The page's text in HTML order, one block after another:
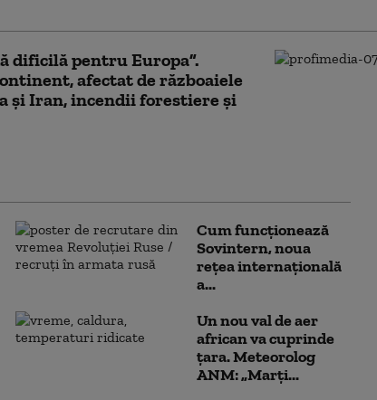
dificilă pentru Europa”.
afectat de războaiele
și Iran, incendii forestiere și
Cum funcționează
Sovintern, noua
rețea internațională
a...
Un nou val de aer
african va cuprinde
țara. Meteorolog
ANM: „Marți...